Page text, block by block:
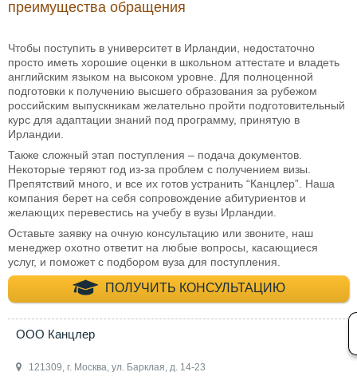
преимущества обращения
Чтобы поступить в университет в Ирландии, недостаточно
просто иметь хорошие оценки в школьном аттестате и владеть
английским языком на высоком уровне. Для полноценной
подготовки к получению высшего образования за рубежом
российским выпускникам желательно пройти подготовительный
курс для адаптации знаний под программу, принятую в
Ирландии.
Также сложный этап поступления – подача документов.
Некоторые теряют год из-за проблем с получением визы.
Препятствий много, и все их готов устранить “Канцлер”. Наша
компания берет на себя сопровождение абитуриентов и
желающих перевестись на учебу в вузы Ирландии.
Оставьте заявку на очную консультацию или звоните, наш
менеджер охотно ответит на любые вопросы, касающиеся
услуг, и поможет с подбором вуза для поступления.
ПОЛУЧИТЬ КОНСУЛЬТАЦИЮ
+7 (495) 660-35-
ООО Канцлер
121309, г. Москва, ул. Барклая, д. 14-23